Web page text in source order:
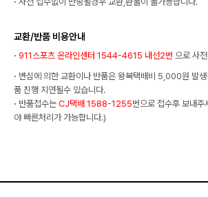
교환/반품 비용안내
· 911스포츠 온라인센터 1544-4615 내선2번 으로 사
· 변심에 의한 교환이나 반품은 왕복택배비 5,000원 발
품 진행 지연될수 있습니다.
· 반품접수는 CJ택배 1588-1255번으로 접수후 보내주
야 빠른처리가 가능합니다.)